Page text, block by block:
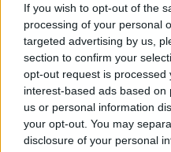
If you wish to opt-out of the
processing of your personal
targeted advertising by us,
section to confirm your
opt-out request is processed
interest-based ads based
us or personal information
your opt-out. You may
disclosure of your personal